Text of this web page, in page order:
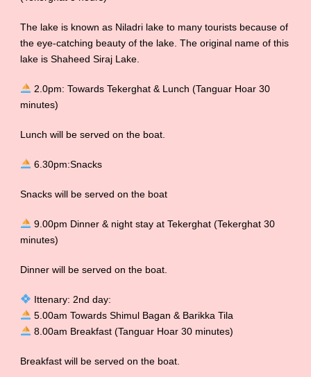
The lake is known as Niladri lake to many tourists because of
the eye-catching beauty of the lake. The original name of this
lake is Shaheed Siraj Lake.
2.0pm: Towards Tekerghat & Lunch (Tanguar Hoar 30
minutes)
Lunch will be served on the boat.
6.30pm:Snacks
Snacks will be served on the boat
9.00pm Dinner & night stay at Tekerghat (Tekerghat 30
minutes)
Dinner will be served on the boat.
Ittenary: 2nd day:
5.00am Towards Shimul Bagan & Barikka Tila
8.00am Breakfast (Tanguar Hoar 30 minutes)
Breakfast will be served on the boat.